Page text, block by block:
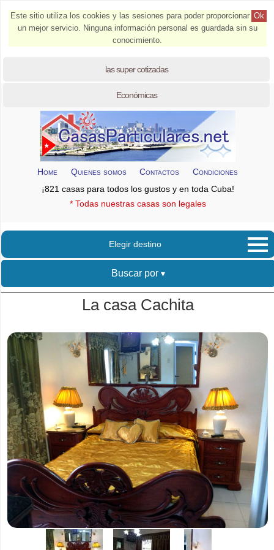
Ok
Este sitio utiliza los cookies y las sesiones para poder proporcionar
un mejor servicio. Ninguna información personal es guardada sin su
conocimiento.
las super cotizadas
Económicas
Home Quienes somos Contactos
Condiciones
¡821 casas para todos los gustos y en toda Cuba!
* Todas nuestras casas son legales
Elegir destino
Buscar por
La casa Cachita